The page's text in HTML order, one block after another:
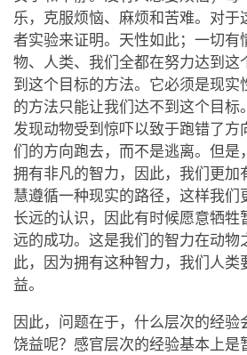
乐，克服烦恼、麻烦和苦难。对于
者实验来证明。天性如此；一切有
物、人类、我们全都在努力达到这
到这个目标的方法。它必须是现实
的方法只能让我们达不到这个目标
发现动物受到惊吓以致于跑错了方
们的方向跑去，而不是逃离。但是
拥有非凡的智力，因此，我们更加
慧遵循一种现实的路径，这样我们
长远的认识，因此有时候愿意牺牲
远的成功。这是我们的智力在动物
此，因为拥有这种智力，我们人类
益。
因此，问题在于，什么层次的经验
饶益呢？感官层次的经验基本上是